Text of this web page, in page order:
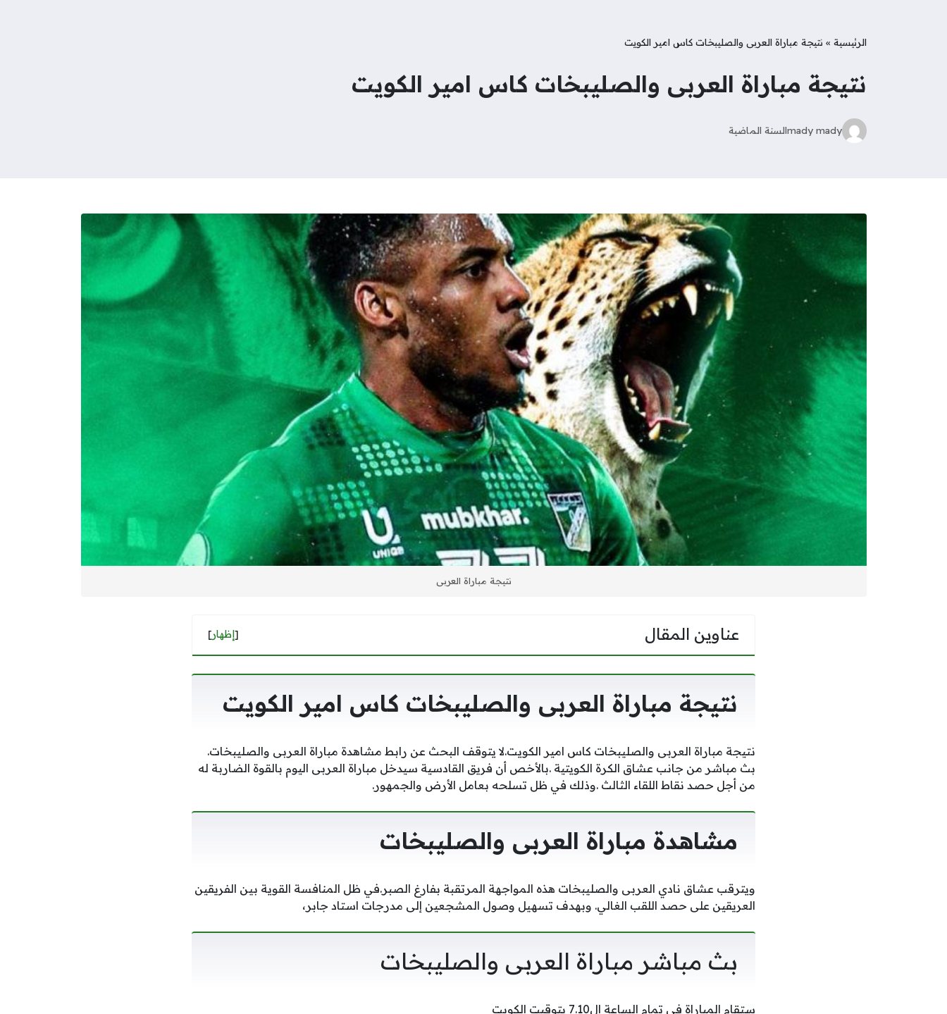
الرئيسية » نتيجة مباراة العربى والصليبخات كاس امير الكويت
نتيجة مباراة العربى والصليبخات كاس امير الكويت
mady madyالسنة الماضية
نتيجة مباراة العربى
عناوين المقال [إظهار]
نتيجة مباراة العربى والصليبخات كاس امير الكويت
نتيجة مباراة العربى والصليبخات كاس امير الكويت.لا يتوقف البحث عن رابط مشاهدة مباراة العربى والصليبخات.
بث مباشر من جانب عشاق الكرة الكويتية .بالأخص أن فريق القادسية سيدخل مباراة العربى اليوم بالقوة الضاربة له
من أجل حصد نقاط اللقاء الثالث .وذلك في ظل تسلحه بعامل الأرض والجمهور.
مشاهدة مباراة العربى والصليبخات
ويترقب عشاق نادي العربى والصليبخات هذه المواجهة المرتقبة بفارغ الصبر.في ظل المنافسة القوية بين الفريقين
العريقين على حصد اللقب الغالي. وبهدف تسهيل وصول المشجعين إلى مدرجات استاد جابر،
بث مباشر مباراة العربى والصليبخات
ستقام المباراة فى تمام الساعة ال7.10 بتوقيت الكويت